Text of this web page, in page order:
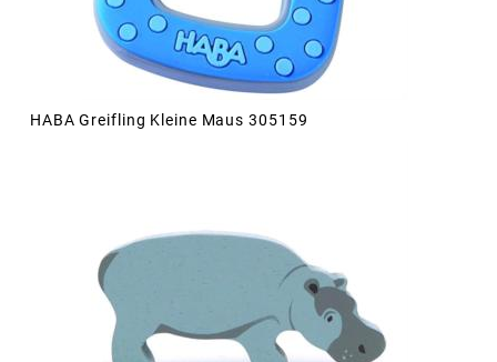
HABA Greifling Kleine Maus 305159